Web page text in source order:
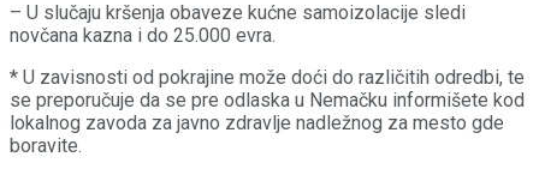
– U slučaju kršenja obaveze kućne samoizolacije sledi
novčana kazna i do 25.000 evra.
* U zavisnosti od pokrajine može doći do različitih odredbi, te
se preporučuje da se pre odlaska u Nemačku informišete kod
lokalnog zavoda za javno zdravlje nadležnog za mesto gde
boravite.